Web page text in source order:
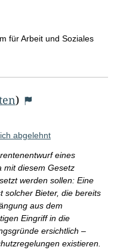
für Arbeit und Soziales
)
abgelehnt
eines
mit diesem Gesetz
werden sollen: Eine
solcher Bieter, die bereits
aus dem
Eingriff in die
ersichtlich –
existieren.